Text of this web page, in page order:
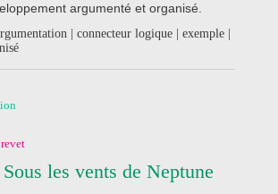
argumenté et organisé.
| connecteur logique | exemple |
les vents de Neptune